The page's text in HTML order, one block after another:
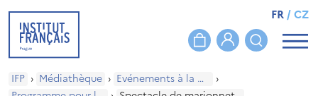
FR/CZ
IFP › Médiathèque › Evénements à la médiathèque
›